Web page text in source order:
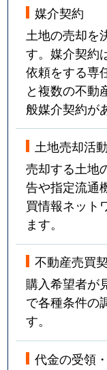
媒介契約
土地の売却を
す。媒介契約
依頼をする専
と複数の不動
般媒介契約が
土地売却活動
売却する土地
告や指定流通
買情報ネット
ます。
不動産売買
購入希望者が
で各種条件の
す。
代金の受領